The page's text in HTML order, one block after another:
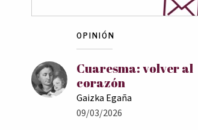
OPINIÓN
Cuaresma: volver al
corazón
Gaizka Egaña
09/03/2026